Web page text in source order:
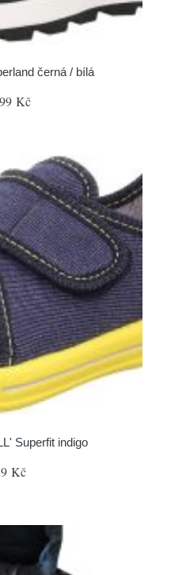
černá / bílá
Kč
Superfit indigo
Kč